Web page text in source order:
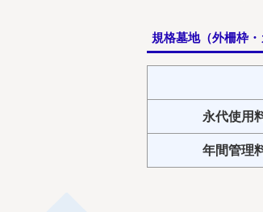
規格墓地（外柵枠・
永代使用
年間管理